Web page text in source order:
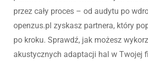
przez cały proces – od audytu po
openzus.pl zyskasz partnera, który
po kroku. Sprawdź, jak możesz
akustycznych adaptacji hal w Twojej